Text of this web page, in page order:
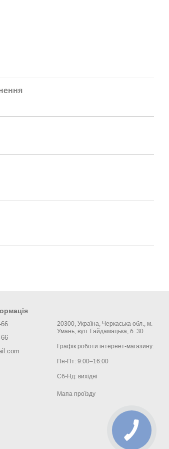
20300, Україна, Черкаська обл., м.
Умань, вул. Гайдамацька, б. 30
Графік роботи інтернет-магазину:
Пн-Пт: 9:00–16:00
Сб-Нд: вихідні
Мапа проїзду